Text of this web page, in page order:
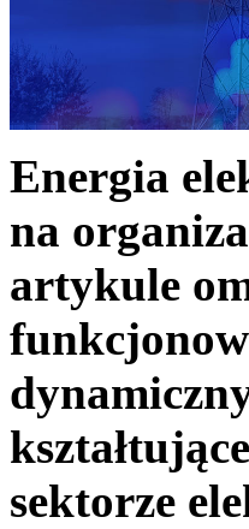
Energia
na
artykule
sektorze